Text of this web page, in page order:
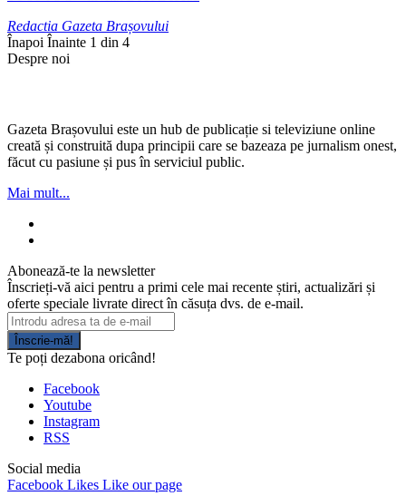
Redactia Gazeta Brașovului
Înapoi Înainte 1 din 4
Despre noi
Gazeta Brașovului este un hub de publicație si televiziune online
creată și construită dupa principii care se bazeaza pe jurnalism onest,
făcut cu pasiune și pus în serviciul public.
Mai mult...
Abonează-te la newsletter
Înscrieți-vă aici pentru a primi cele mai recente știri, actualizări și
oferte speciale livrate direct în căsuța dvs. de e-mail.
Înscrie-mă!
Te poți dezabona oricând!
Facebook
Youtube
Instagram
RSS
Social media
Facebook Likes Like our page